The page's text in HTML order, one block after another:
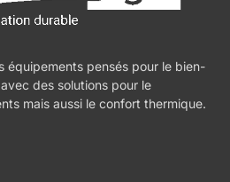
équipements pensés pour le bien-
des solutions pour le
mais aussi le confort thermique.